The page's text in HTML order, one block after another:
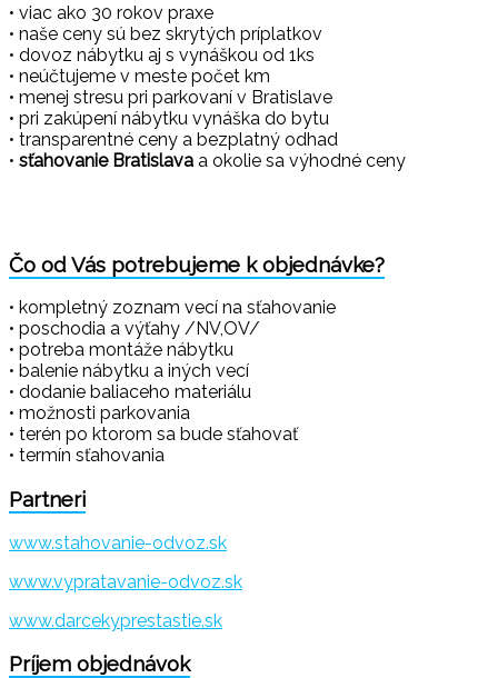
• viac ako 30 rokov praxe
• naše ceny sú bez skrytých príplatkov
• dovoz nábytku aj s vynáškou od 1ks
• neúčtujeme v meste počet km
• menej stresu pri parkovaní v Bratislave
• pri zakúpení nábytku vynáška do bytu
• transparentné ceny a bezplatný odhad
• sťahovanie Bratislava a okolie sa výhodné ceny
Čo od Vás potrebujeme k objednávke?
• kompletný zoznam vecí na sťahovanie
• poschodia a výťahy /NV,OV/
• potreba montáže nábytku
• balenie nábytku a iných vecí
• dodanie baliaceho materiálu
• možnosti parkovania
• terén po ktorom sa bude sťahovať
• termín sťahovania
Partneri
www.stahovanie-odvoz.sk
www.vypratavanie-odvoz.sk
www.darcekyprestastie.sk
Príjem objednávok